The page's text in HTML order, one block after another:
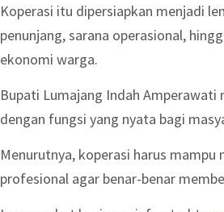
Koperasi itu dipersiapkan menjadi
penunjang, sarana operasional,
ekonomi warga.
Bupati Lumajang Indah Amperawati
dengan fungsi yang nyata bagi
Menurutnya, koperasi harus
profesional agar benar-benar